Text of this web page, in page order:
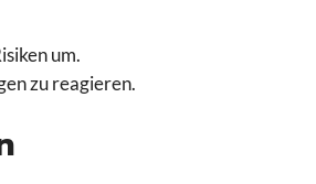
um.
zu reagieren.